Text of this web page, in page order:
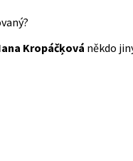
Kropáčķová někdo